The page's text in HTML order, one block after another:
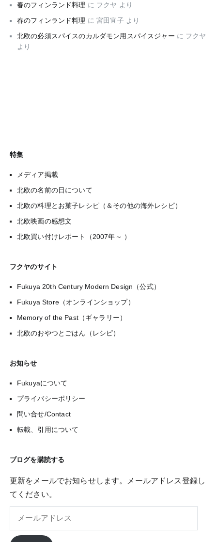
春のフィンランド料理 に フクヤ より
春のフィンランド料理 に宮田宜子 より
北欧の必須スパイスのカルダモン用スパイスジャー に フクヤ
より
特集
メディア掲載
北欧の名前の日について
北欧の料理とお菓子レシピ（＆その他の海外レシピ）
北欧映画の感想文
北欧買い付けレポート（2007年～ ）
フクヤのサイト
Fukuya 20th Century Modern Design（公式）
Fukuya Store（オンラインショップ）
Memory of the Past（ギャラリー）
北欧のおやつとごはん（レシピ）
お知らせ
Fukuyaについて
プライバシーポリシー
問い合せ/Contact
転載、引用について
ブログを購読する
更新をメールでお知らせします。メールアドレス登録し
てください。
ル